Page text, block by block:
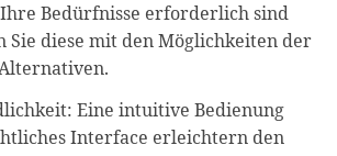
Bedürfnisse erforderlich sind
Sie diese mit den Möglichkeiten der
Eine intuitive Bedienung
Interface erleichtern den